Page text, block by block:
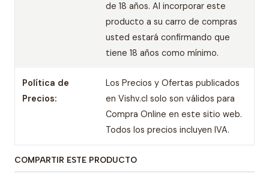
de 18 años. Al incorporar este
producto a su carro de compras
usted estará confirmando que
tiene 18 años como mínimo.
Política de
Precios:
Los Precios y Ofertas publicados
en Vishv.cl solo son válidos para
Compra Online en este sitio web.
Todos los precios incluyen IVA.
COMPARTIR ESTE PRODUCTO